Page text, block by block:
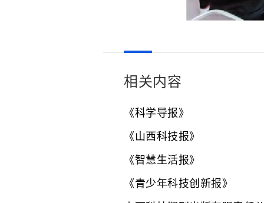
相关内容
《科学导报》
《山西科技报》
《智慧生活报》
《青少年科技创新报》